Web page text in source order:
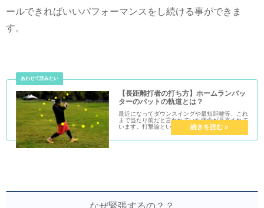
ールできればいいパフォーマンスをし続ける事ができま
す。
【長距離打者の打ち方】ホームランバッ
ターのバットの軌道とは？
最近になってダウンスイングや最短距離等、これ
まで当たり前だと言われていた概念が見直されて
います。打撃論というのは本当に多種多様です。
間違っていたとされる打ち方で結果を残す人がい
ればそれが正解にもなります。その中でもバット
なぜ緊張するの？？